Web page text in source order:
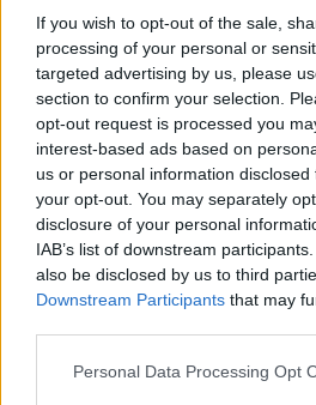
If you wish to opt-out of the sale,
processing of your personal or
targeted advertising by us, please
section to confirm your selection.
opt-out request is processed you
interest-based ads based on
us or personal information
your opt-out. You may separately
disclosure of your personal
IAB’s list of downstream
also be disclosed by us to third
Downstream Participants that may
Personal Data Processing Opt
Jak możemy wyczytać z
bohaterów zostanie
nich będzie osłabionych, a
pierwszej grupie znajdzie się
która dominuje rozgrywki
każdej lidze. Jak co
się modyfikacje przedmiotów,
Tutaj warto wspomnieć
Morellonomiconie czy
nie znamy jednak żadnych
pojawią się na dniach.